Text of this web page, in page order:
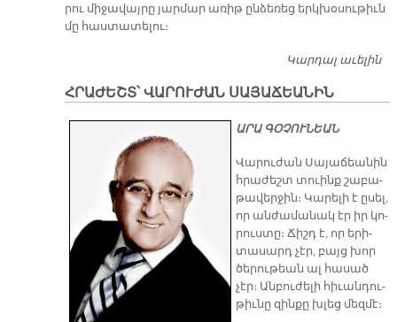
րու մի­ջա­վայ­րը յար­մար ա­ռիթ ըն­ձե­ռեց երկ­խօ­սու­թիւն
մը հաս­տա­տե­լու։
Կարդալ աւելին
ՀՐԱԺԵՇՏ՝ ՎԱՐՈՒԺԱՆ ՍԱՅԱՃԵԱՆԻՆ
ԱՐԱ ԳՕՉՈՒՆԵԱՆ
Վա­րու­ժան Սա­յա­ճեա­նին
հրա­ժեշտ տուինք շա­­բա­
թա­վեր­ջին։ Կա­րե­լի է ը­սել,
որ ան­ժա­մա­նակ էր իր կո­
րուս­տը։ Ճիշդ է, որ ե­րի­
տա­սարդ չէր, բայց խոր
ծե­րու­թեան ալ հա­սած
չէր։ Ան­բու­ժե­լի հի­ւան­դու­
թիւ­նը զին­քը խլեց մեզ­մէ։